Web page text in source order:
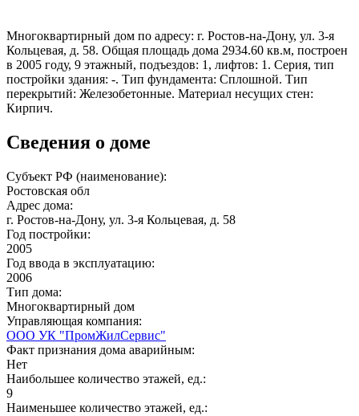
Многоквартирный дом по адресу: г. Ростов-на-Дону, ул. 3-я
Кольцевая, д. 58. Общая площадь дома 2934.60 кв.м, построен
в 2005 году, 9 этажный, подъездов: 1, лифтов: 1. Серия, тип
постройки здания: -. Тип фундамента: Сплошной. Тип
перекрытий: Железобетонные. Материал несущих стен:
Кирпич.
Сведения о доме
Субъект РФ (наименование):
Ростовская обл
Адрес дома:
г. Ростов-на-Дону, ул. 3-я Кольцевая, д. 58
Год постройки:
2005
Год ввода в эксплуатацию:
2006
Тип дома:
Многоквартирный дом
Управляющая компания:
ООО УК "ПромЖилСервис"
Факт признания дома аварийным:
Нет
Наибольшее количество этажей, ед.:
9
Наименьшее количество этажей, ед.: